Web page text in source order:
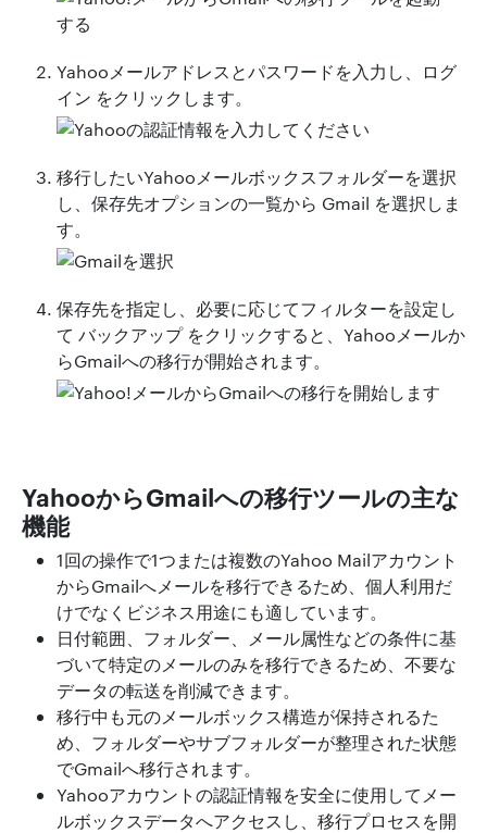
Yahooメールアドレスとパスワードを入力し、ログ
イン をクリックします。
移行したいYahooメールボックスフォルダーを選択
し、保存先オプションの一覧から Gmail を選択しま
す。
保存先を指定し、必要に応じてフィルターを設定し
て バックアップ をクリックすると、Yahooメールか
らGmailへの移行が開始されます。
YahooからGmailへの移行ツールの主な
機能
1回の操作で1つまたは複数のYahoo Mailアカウント
からGmailへメールを移行できるため、個人利用だ
けでなくビジネス用途にも適しています。
日付範囲、フォルダー、メール属性などの条件に基
づいて特定のメールのみを移行できるため、不要な
データの転送を削減できます。
移行中も元のメールボックス構造が保持されるた
め、フォルダーやサブフォルダーが整理された状態
でGmailへ移行されます。
Yahooアカウントの認証情報を安全に使用してメー
ルボックスデータへアクセスし、移行プロセスを開